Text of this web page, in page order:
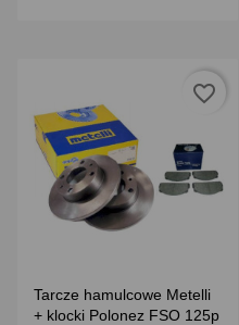
Tarcze hamulcowe Metelli
+ klocki Polonez FSO 125p
favorite_border